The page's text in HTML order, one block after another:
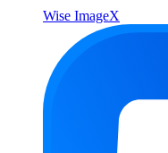
Wise ImageX